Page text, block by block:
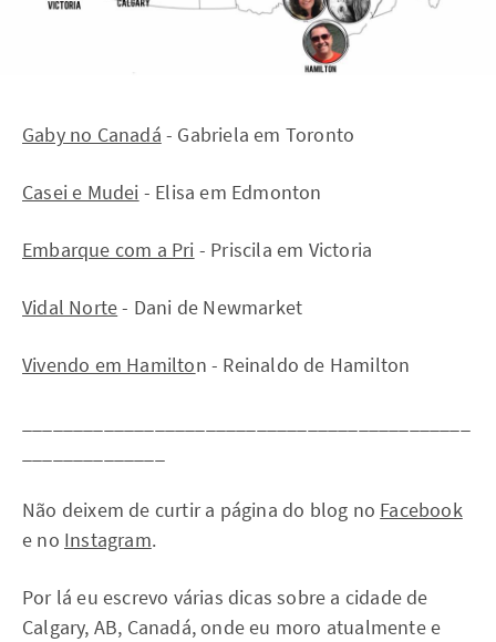
Gaby no Canadá - Gabriela em Toronto
Casei e Mudei - Elisa em Edmonton
Embarque com a Pri - Priscila em Victoria
Vidal Norte- Dani de Newmarket
Vivendo em Hamilton - Reinaldo de Hamilton
Não deixem de curtir a página do blog no Facebook
e no Instagram.
Por lá eu escrevo várias dicas sobre a cidade de
Calgary, AB, Canadá, onde eu moro atualmente e